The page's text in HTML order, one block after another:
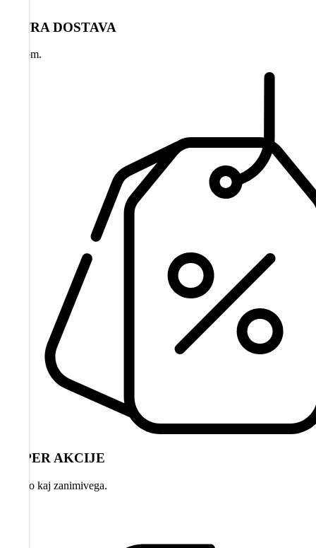
HITRA DOSTAVA
na dom.
SUPER AKCIJE
Vedno kaj zanimivega.